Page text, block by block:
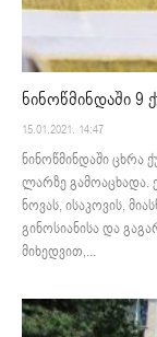
ნინოწმინდაში 9
15.01.2021. 14:47
ნინოწმინდაში ცხრა
ლარზე გამოაცხადა.
ნოვას, ისაკოვის,
გინოსიანისა და
მიხედვით,...